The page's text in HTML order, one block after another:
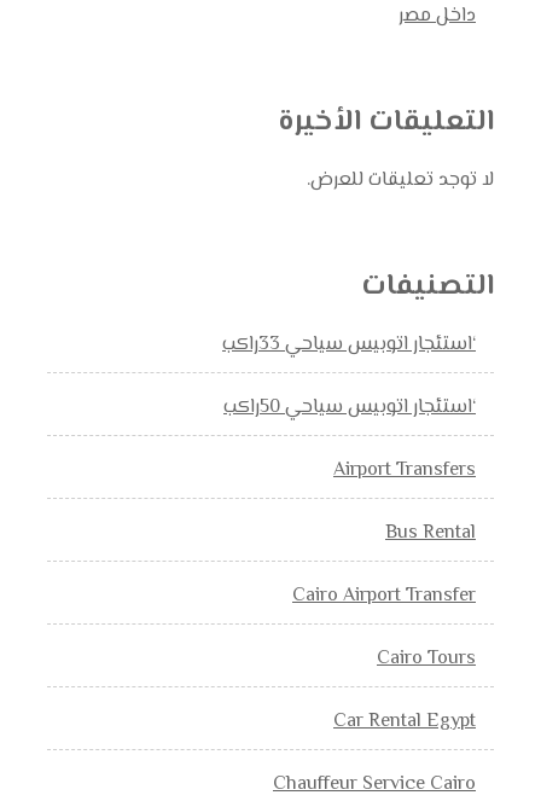
داخل مصر
التعليقات الأخيرة
لا توجد تعليقات للعرض.
التصنيفات
‘استئجار اتوبيس سياحي 33راكب
‘استئجار اتوبيس سياحي 50راكب
Airport Transfers
Bus Rental
Cairo Airport Transfer
Cairo Tours
Car Rental Egypt
Chauffeur Service Cairo